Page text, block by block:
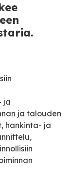
ja
ja talouden
hankinta- ja